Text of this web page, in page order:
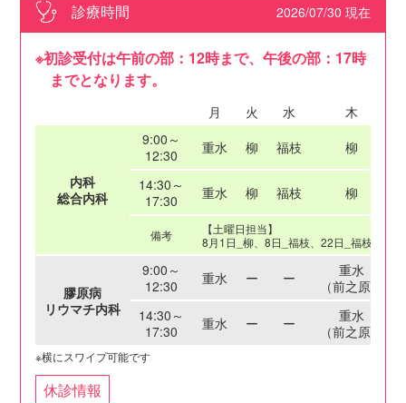
診療時間 2026/07/30 現在
※初診受付は午前の部：12時まで、午後の部：17時
までとなります。
月 火 水 木
内科
総合内科
9:00～
12:30
重水 柳 福枝 柳
14:30～
17:30
重水 柳 福枝 柳
備考
【土曜日担当】
8月1日_柳、8日_福枝、22日_福枝、29
膠原病
リウマチ内科
9:00～
12:30
重水 ー ー
重水
（前之原）
14:30～
17:30
重水 ー ー
重水
（前之原）
休診情報